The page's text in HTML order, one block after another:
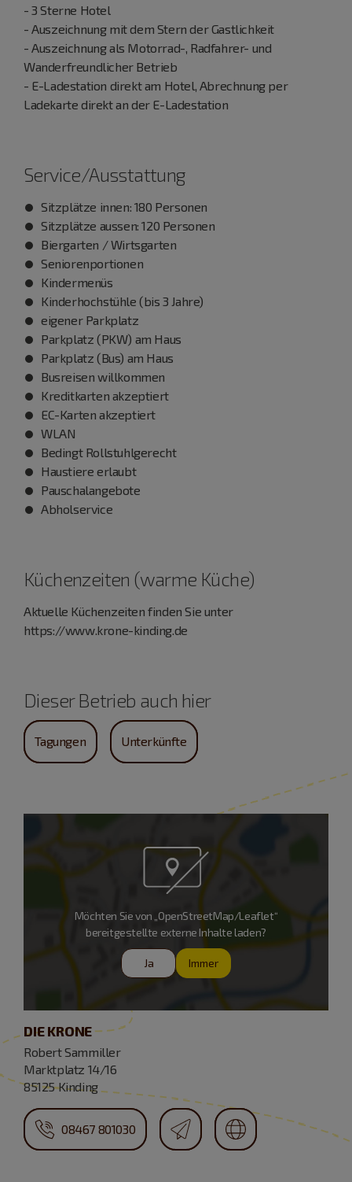
- 3 Sterne Hotel
- Auszeichnung mit dem Stern der Gastlichkeit
- Auszeichnung als Motorrad-, Radfahrer- und
Wanderfreundlicher Betrieb
- E-Ladestation direkt am Hotel, Abrechnung per
Ladekarte direkt an der E-Ladestation
Service/Ausstattung
Sitzplätze innen: 180 Personen
Sitzplätze aussen: 120 Personen
Biergarten / Wirtsgarten
Seniorenportionen
Kindermenüs
Kinderhochstühle (bis 3 Jahre)
eigener Parkplatz
Parkplatz (PKW) am Haus
Parkplatz (Bus) am Haus
Busreisen willkommen
Kreditkarten akzeptiert
EC-Karten akzeptiert
WLAN
Bedingt Rollstuhlgerecht
Haustiere erlaubt
Pauschalangebote
Abholservice
Küchenzeiten (warme Küche)
Aktuelle Küchenzeiten finden Sie unter
https://www.krone-kinding.de
Dieser Betrieb auch hier
Tagungen Unterkünfte
Möchten Sie von „OpenStreetMap/Leaflet“
bereitgestellte externe Inhalte laden?
Ja Immer
DIE KRONE
Robert Sammiller
Marktplatz 14/16
85125 Kinding
08467 801030